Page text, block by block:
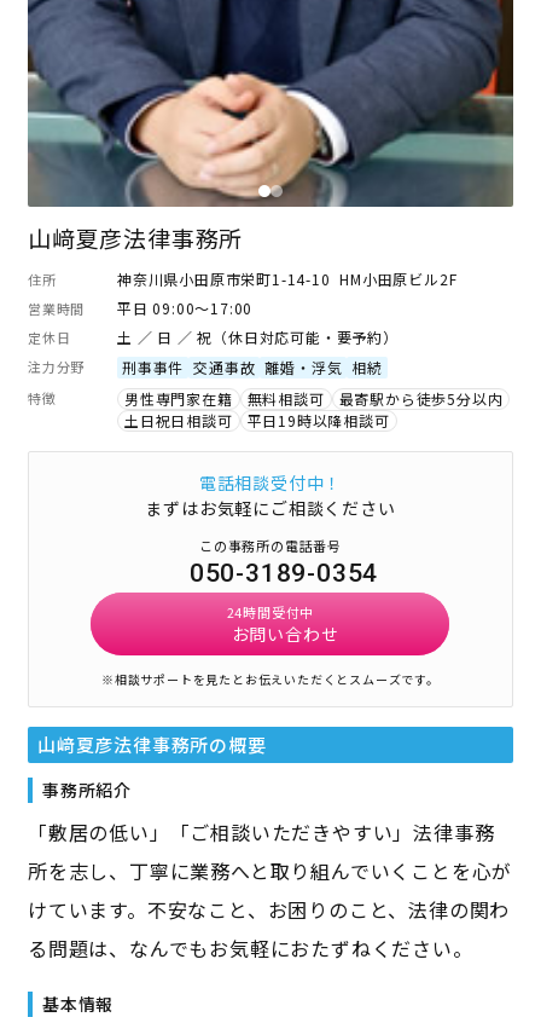
山﨑夏彦法律事務所
住所 神奈川県小田原市栄町1-14-10 HM小田原ビル2F
営業時間 平日 09:00～17:00
定休日 土 ／ 日 ／ 祝（休日対応可能・要予約）
注力分野 刑事事件 交通事故 離婚・浮気 相続
特徴 男性専門家在籍 無料相談可
最寄駅から徒歩5分以内
土日祝日相談可
平日19時以降相談可
電話相談受付中！
まずはお気軽にご相談ください
この事務所の電話番号
050-3189-0354
24時間受付中
お問い合わせ
※相談サポートを見たとお伝えいただくとスムーズです。
山﨑夏彦法律事務所の概要
事務所紹介
「敷居の低い」「ご相談いただきやすい」法律事務
所を志し、丁寧に業務へと取り組んでいくことを心が
けています。不安なこと、お困りのこと、法律の関わ
る問題は、なんでもお気軽におたずねください。
基本情報